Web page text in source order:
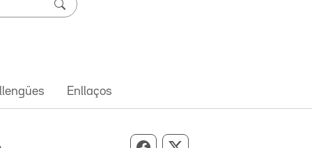
Enllaços